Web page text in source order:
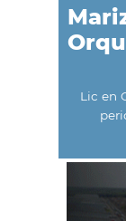
Lic en